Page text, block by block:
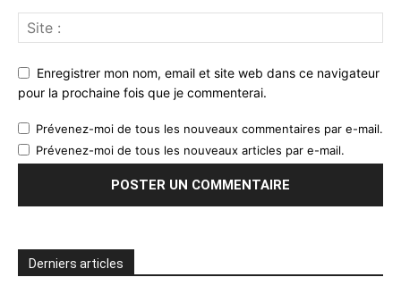
Enregistrer mon nom, email et site web dans ce navigateur
pour la prochaine fois que je commenterai.
Prévenez-moi de tous les nouveaux commentaires par e-mail.
Prévenez-moi de tous les nouveaux articles par e-mail.
Derniers articles